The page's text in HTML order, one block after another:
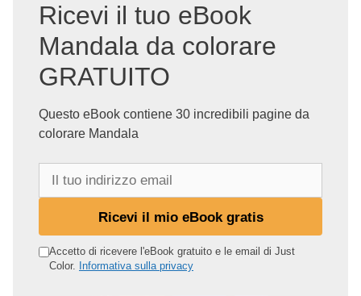
Ricevi il tuo eBook
Mandala da colorare
GRATUITO
Questo eBook contiene 30 incredibili pagine da
colorare Mandala
o
Ricevi il mio eBook gratis
Accetto di ricevere l'eBook gratuito e le email di Just
Color. Informativa sulla privacy